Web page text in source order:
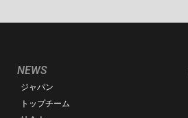
NEWS
ジャパン
トップチーム